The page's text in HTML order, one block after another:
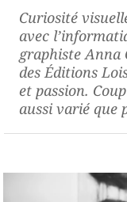
Curiosité
avec
graphiste Anna
des Éditions
et passion.
aussi varié que